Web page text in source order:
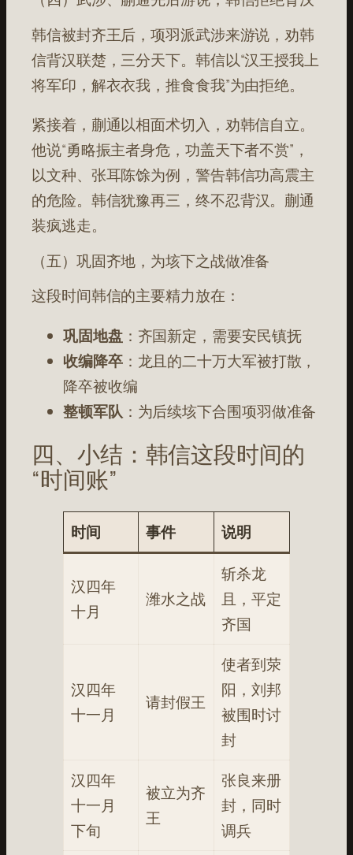
韩信被封齐王后，项羽派武涉来游说，劝韩
信背汉联楚，三分天下。韩信以“汉王授我上
将军印，解衣衣我，推食食我”为由拒绝。
紧接着，蒯通以相面术切入，劝韩信自立。
他说“勇略振主者身危，功盖天下者不赏”，
以文种、张耳陈馀为例，警告韩信功高震主
的危险。韩信犹豫再三，终不忍背汉。蒯通
装疯逃走。
（五）巩固齐地，为垓下之战做准备
这段时间韩信的主要精力放在：
巩固地盘：齐国新定，需要安民镇抚
收编降卒：龙且的二十万大军被打散，
降卒被收编
整顿军队 ：为后续垓下合围项羽做准备
四、小结：韩信这段时间的
“时间账”
时间 事件 说明
汉四年
十月
潍水之战
斩杀龙
且，平定
齐国
汉四年
十一月
请封假王
使者到荥
阳，刘邦
被围时讨
封
汉四年
十一月
下旬
被立为齐
王
张良来册
封，同时
调兵